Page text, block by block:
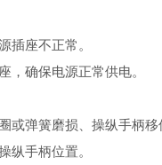
座不正常。
确保电源正常供电。
弹簧磨损、操纵手柄移
手柄位置。